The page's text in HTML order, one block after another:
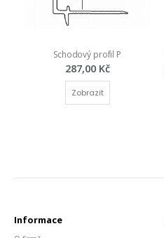
Schodový profil P
287,00 Kč
Zobrazit
Informace